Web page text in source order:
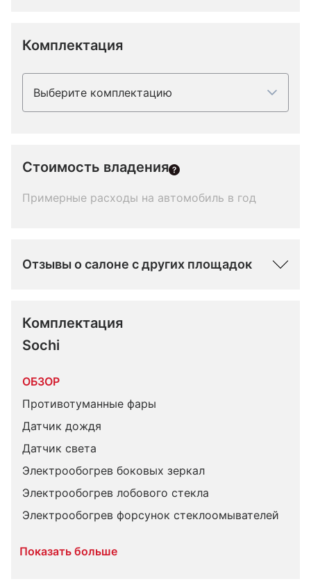
Комплектация
Выберите комплектацию
Стоимость владения
Примерные расходы на автомобиль в год
Отзывы о салоне с других площадок
Комплектация
Sochi
ОБЗОР
Противотуманные фары
Датчик дождя
Датчик света
Электрообогрев боковых зеркал
Электрообогрев лобового стекла
Электрообогрев форсунок стеклоомывателей
Показать больше